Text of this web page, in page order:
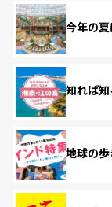
今年の夏
知れば
地球の